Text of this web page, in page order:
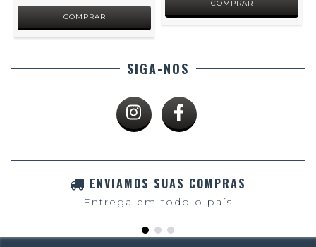
SIGA-NOS
ENVIAMOS SUAS COMPRAS
Entrega em todo o país